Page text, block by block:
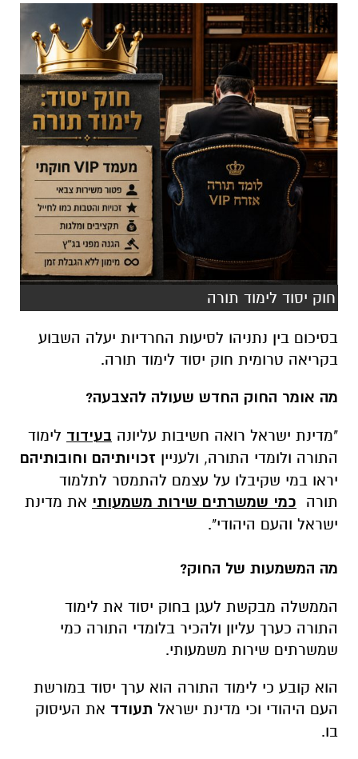
חוק יסוד לימוד תורה
בסיכום בין נתניהו לסיעות החרדיות יעלה השבוע
בקריאה טרומית חוק יסוד לימוד תורה.
מה אומר החוק החדש שעולה להצבעה?
"מדינת ישראל רואה חשיבות עליונה בעידוד לימוד
התורה ולומדי התורה, ולעניין זכויותיהם וחובותיהם
יראו במי שקיבלו על עצמם להתמסר לתלמוד
תורה כמי שמשרתים שירות משמעותי את מדינת
ישראל והעם היהודי".
מה המשמעות של החוק?
הממשלה מבקשת לעגן בחוק יסוד את לימוד
התורה כערך עליון ולהכיר בלומדי התורה כמי
שמשרתים שירות משמעותי.
הוא קובע כי לימוד התורה הוא ערך יסוד במורשת
העם היהודי וכי מדינת ישראל תעודד את העיסוק
בו.